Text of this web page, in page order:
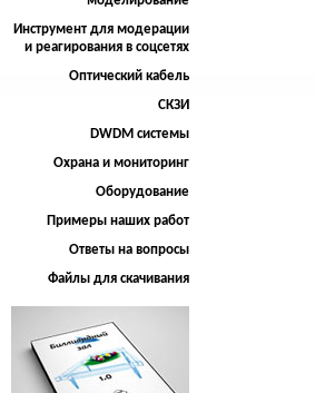
Инструмент для модерации
и реагирования в соцсетях
Оптический кабель
СКЗИ
DWDM системы
Охрана и мониторинг
Оборудование
Примеры наших работ
Ответы на вопросы
Файлы для скачивания